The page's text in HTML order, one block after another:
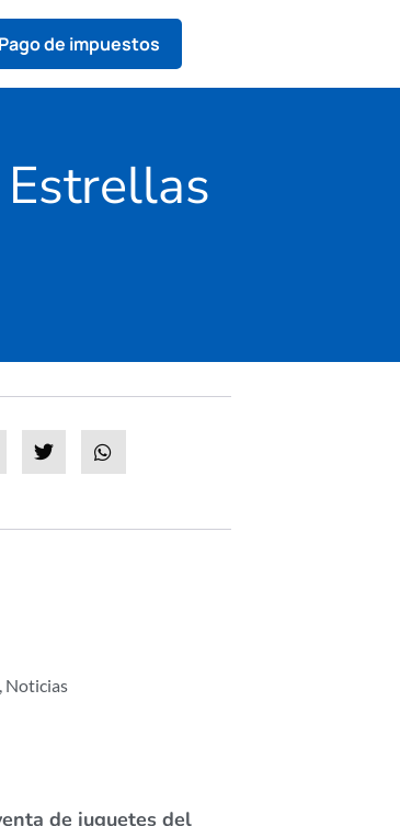
Pago de impuestos
, Noticias
de juguetes del